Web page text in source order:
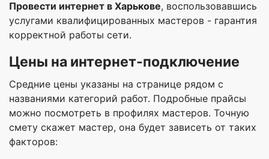
Провести интернет в Харькове, воспользовавшись
услугами квалифицированных мастеров - гарантия
корректной работы сети.
Цены на интернет-подключение
Средние цены указаны на странице рядом с
названиями категорий работ. Подробные прайсы
можно посмотреть в профилях мастеров. Точную
смету скажет мастер, она будет зависеть от таких
факторов: